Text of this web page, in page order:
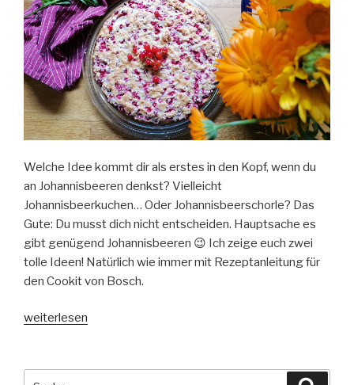
Welche Idee kommt dir als erstes in den Kopf, wenn du
an Johannisbeeren denkst? Vielleicht
Johannisbeerkuchen… Oder Johannisbeerschorle? Das
Gute: Du musst dich nicht entscheiden. Hauptsache es
gibt genügend Johannisbeeren 😉 Ich zeige euch zwei
tolle Ideen! Natürlich wie immer mit Rezeptanleitung für
den Cookit von Bosch.
„Johannisbeerkuchen
Johannisbeerzeit
weiterlesen